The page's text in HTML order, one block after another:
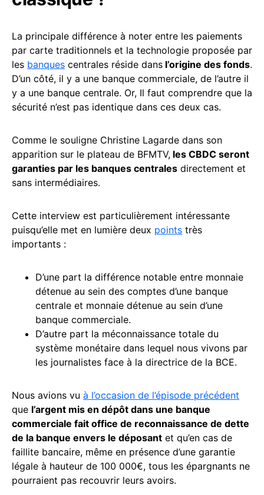
La principale différence à noter entre les paiements
par carte traditionnels et la technologie proposée par
les banques centrales réside dans l’origine des fonds.
D’un côté, il y a une banque commerciale, de l’autre il
y a une banque centrale. Or, Il faut comprendre que la
sécurité n’est pas identique dans ces deux cas.
Comme le souligne Christine Lagarde dans son
apparition sur le plateau de BFMTV, les CBDC seront
garanties par les banques centrales directement et
sans intermédiaires.
Cette interview est particulièrement intéressante
puisqu’elle met en lumière deux points très
importants :
D’une part la différence notable entre monnaie
détenue au sein des comptes d’une banque
centrale et monnaie détenue au sein d’une
banque commerciale.
D’autre part la méconnaissance totale du
système monétaire dans lequel nous vivons par
les journalistes face à la directrice de la BCE.
Nous avions vu à l’occasion de l’épisode précédent
que l’argent mis en dépôt dans une banque
commerciale fait office de reconnaissance de dette
de la banque envers le déposant et qu’en cas de
faillite bancaire, même en présence d’une garantie
légale à hauteur de 100 000€, tous les épargnants ne
pourraient pas recouvrir leurs avoirs.